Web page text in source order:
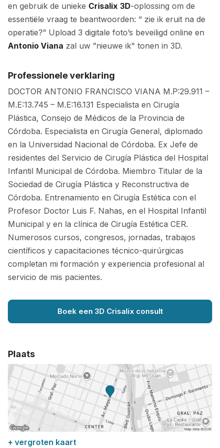
en gebruik de unieke Crisalix 3D-oplossing om de
essentiële vraag te beantwoorden: “ zie ik eruit na de
operatie?” Upload 3 digitale foto’s beveiligd online en
Antonio Viana zal uw ”nieuwe ik" tonen in 3D.
Professionele verklaring
DOCTOR ANTONIO FRANCISCO VIANA M.P:29.911 –
M.E:13.745 – M.E:16.131 Especialista en Cirugía
Plástica, Consejo de Médicos de la Provincia de
Córdoba. Especialista en Cirugía General, diplomado
en la Universidad Nacional de Córdoba. Ex Jefe de
residentes del Servicio de Cirugía Plástica del Hospital
Infantil Municipal de Córdoba. Miembro Titular de la
Sociedad de Cirugía Plástica y Reconstructiva de
Córdoba. Entrenamiento en Cirugía Estética con el
Profesor Doctor Luis F. Nahas, en el Hospital Infantil
Municipal y en la clínica de Cirugía Estética CER.
Numerosos cursos, congresos, jornadas, trabajos
científicos y capacitaciones técnico-quirúrgicas
completan mi formación y experiencia profesional al
servicio de mis pacientes.
Boek een 3D Crisalix consult
Plaats
+ vergroten kaart